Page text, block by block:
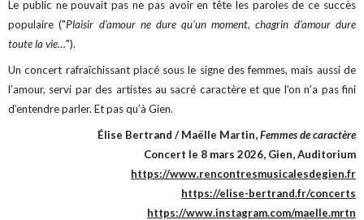
Le public ne pouvait pas ne pas avoir en tête les paroles de ce succès
populaire ("Plaisir d'amour ne dure qu'un moment, chagrin d'amour dure
toute la vie…").
Un concert rafraîchissant placé sous le signe des femmes, mais aussi de
l’amour, servi par des artistes au sacré caractère et que l’on n’a pas fini
d’entendre parler. Et pas qu’à Gien.
Élise Bertrand / Maëlle Martin,Femmes de caractère
Concert le 8 mars 2026, Gien, Auditorium
https://www.rencontresmusicalesdegien.fr
https://elise-bertrand.fr/concerts
https://www.instagram.com/maelle.mrtn